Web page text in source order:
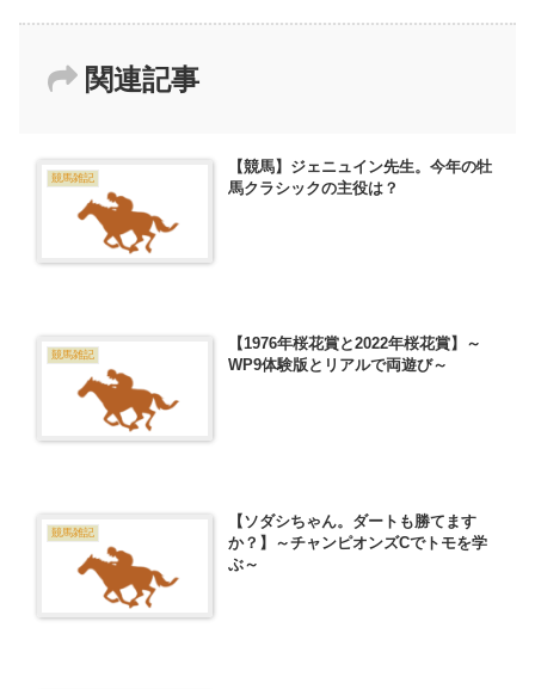
関連記事
競馬雑記
【競馬】ジェニュイン先生。今年の牡
馬クラシックの主役は？
競馬雑記
【1976年桜花賞と2022年桜花賞】～
WP9体験版とリアルで両遊び～
競馬雑記
【ソダシちゃん。ダートも勝てます
か？】～チャンピオンズCでトモを学
ぶ～